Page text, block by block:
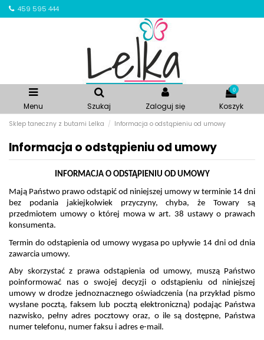
459 595 444
Menu Szukaj Zaloguj się
0
Koszyk
Sklep taneczny z butami Lelka Informacja o odstąpieniu od umowy
Informacja o odstąpieniu od umowy
INFORMACJA O ODSTĄPIENIU OD UMOWY
Mają Państwo prawo odstąpić od niniejszej umowy w terminie 14 dni
bez podania jakiejkolwiek przyczyny, chyba, że Towary są
przedmiotem umowy o której mowa w art. 38 ustawy o prawach
konsumenta.
Termin do odstąpienia od umowy wygasa po upływie 14 dni od dnia
zawarcia umowy.
Aby skorzystać z prawa odstąpienia od umowy, muszą Państwo
poinformować nas o swojej decyzji o odstąpieniu od niniejszej
umowy w drodze jednoznacznego oświadczenia (na przykład pismo
wysłane pocztą, faksem lub pocztą elektroniczną) podając Państwa
nazwisko, pełny adres pocztowy oraz, o ile są dostępne, Państwa
numer telefonu, numer faksu i adres e-mail.